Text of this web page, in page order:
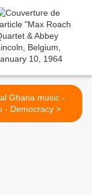
Ghana music -
Guru - Democracy >